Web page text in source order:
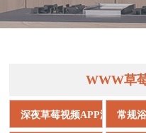
WWW草
深夜草莓视频APP浴霸常规